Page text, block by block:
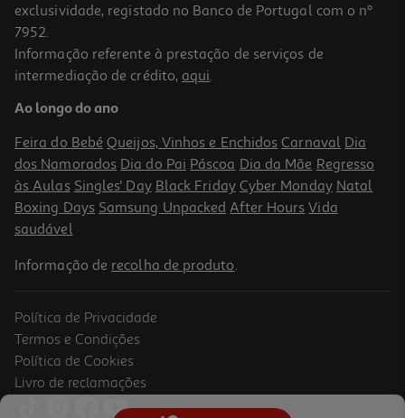
Capa Cellularline Samsung S26+ Clearmag
24.99 €/un
24,99 €
Capa Cellularline Samsung S26 Clearmag
exclusividade, registado no Banco de Portugal com o nº
7952.
Informação referente à prestação de serviços de
intermediação de crédito, aqui.
Ao longo do ano
Feira do Bebé Queijos, Vinhos e Enchidos Carnaval Dia
dos Namorados Dia do Pai Páscoa Dia da Mãe Regresso
às Aulas Singles' Day Black Friday Cyber Monday Natal
Boxing Days Samsung Unpacked After Hours Vida
saudável
Informação de recolha de produto.
Política de Privacidade
Termos e Condições
Política de Cookies
Livro de reclamações